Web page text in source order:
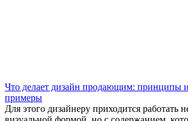
Что делает дизайн продающим: принципы
примеры
Для этого дизайнеру приходится работать